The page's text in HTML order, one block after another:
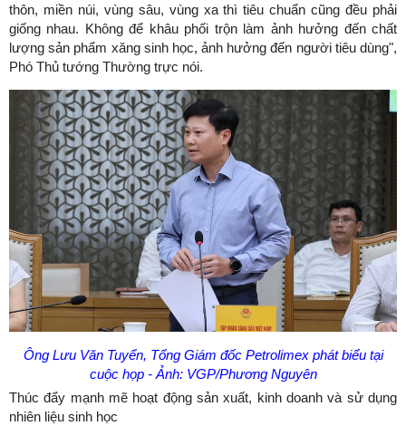
thôn, miền núi, vùng sâu, vùng xa thì tiêu chuẩn cũng đều phải
giống nhau. Không để khâu phối trộn làm ảnh hưởng đến chất
lượng sản phẩm xăng sinh học, ảnh hưởng đến người tiêu dùng",
Phó Thủ tướng Thường trực nói.
Ông Lưu Văn Tuyển, Tổng Giám đốc Petrolimex phát biểu tại
cuộc họp - Ảnh: VGP/Phương Nguyên
Thúc đẩy mạnh mẽ hoạt động sản xuất, kinh doanh và sử dụng
nhiên liệu sinh học